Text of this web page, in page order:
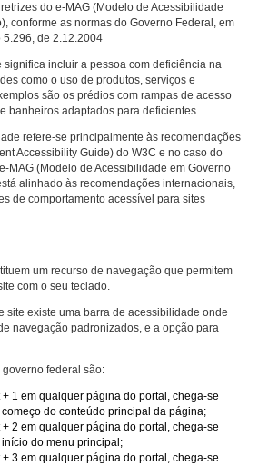
do e-MAG (Modelo de Acessibilidade
conforme as normas do Governo Federal, em
de 2.12.2004
significa incluir a pessoa com deficiência na
como o uso de produtos, serviços e
são os prédios com rampas de acesso
banheiros adaptados para deficientes.
refere-se principalmente às recomendações
Accessibility Guide) do W3C e no caso do
MAG (Modelo de Acessibilidade em Governo
alinhado às recomendações internacionais,
de comportamento acessível para sites
um recurso de navegação que permitem
com o seu teclado.
site existe uma barra de acessibilidade onde
navegação padronizados, e a opção para
federal são:
+ 1 em qualquer página do portal, chega-se
do conteúdo principal da página;
+ 2 em qualquer página do portal, chega-se
do menu principal;
+ 3 em qualquer página do portal, chega-se